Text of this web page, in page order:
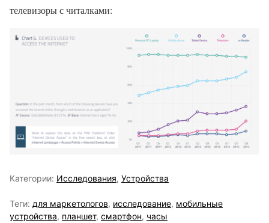
телевизоры с читалками:
Категории: Исследования, Устройства
Теги: для маркетологов, исследование, мобильные
устройства, планшет, смартфон, часы